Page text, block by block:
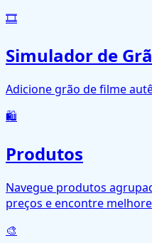
🎞️
Simulador de
Adicione grão de filme
🛍️
Produtos
Navegue produtos
preços e encontre
🎨